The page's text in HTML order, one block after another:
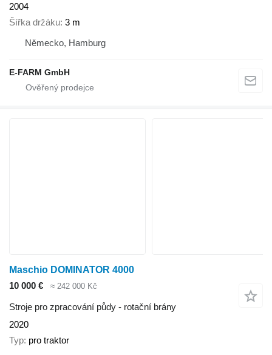
2004
Šířka držáku 3 m
Německo, Hamburg
E-FARM GmbH
Maschio DOMINATOR 4000
10 000 €
≈ 242 000 Kč
Stroje pro zpracování půdy - rotační brány
2020
Typ pro traktor